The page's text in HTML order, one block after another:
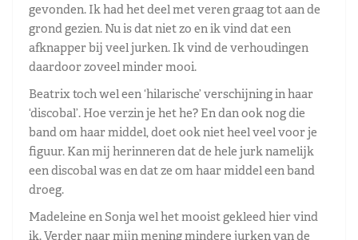
gevonden. Ik had het deel met veren graag tot aan de
grond gezien. Nu is dat niet zo en ik vind dat een
afknapper bij veel jurken. Ik vind de verhoudingen
daardoor zoveel minder mooi.
Beatrix toch wel een ‘hilarische’ verschijning in haar
‘discobal’. Hoe verzin je het he? En dan ook nog die
band om haar middel, doet ook niet heel veel voor je
figuur. Kan mij herinneren dat de hele jurk namelijk
een discobal was en dat ze om haar middel een band
droeg.
Madeleine en Sonja wel het mooist gekleed hier vind
ik. Verder naar mijn mening mindere jurken van de